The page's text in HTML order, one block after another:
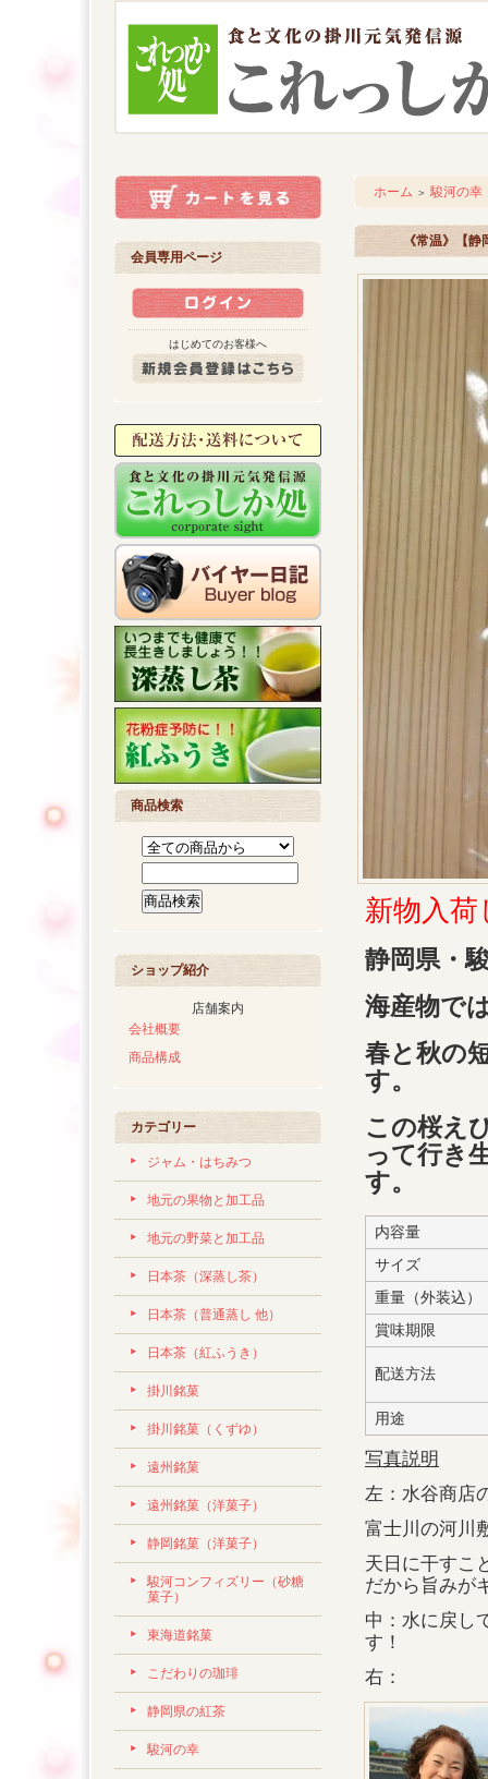
会員専用ページ
はじめてのお客様へ
商品検索
ショップ紹介
店舗案内
会社概要
商品構成
カテゴリー
ジャム・はちみつ
地元の果物と加工品
地元の野菜と加工品
日本茶（深蒸し茶）
日本茶（普通蒸し 他）
日本茶（紅ふうき）
掛川銘菓
掛川銘菓（くずゆ）
遠州銘菓
遠州銘菓（洋菓子）
静岡銘菓（洋菓子）
駿河コンフィズリー（砂糖
菓子）
東海道銘菓
こだわりの珈琲
静岡県の紅茶
駿河の幸
ホーム ＞ 駿河の幸
《常温》【
新物入
静岡県・
海産物で
春と秋の
す。
この桜え
って行き
す。
配送方法
用途
内容量
サイズ
重量（外装込）
賞味期限
写真説明
左：水谷商店
富士川の河川
天日に干すこ
だから旨みが
中：水に戻し
す！
右：